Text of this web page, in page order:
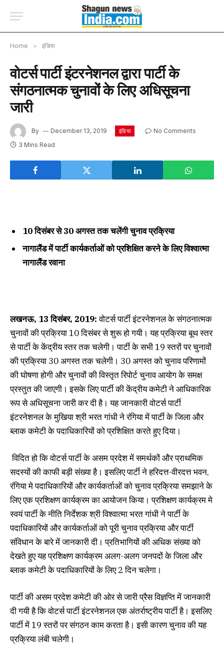
Home » इंडिया
वोटर्स पार्टी इंटरनेशनल द्वारा पार्टी के
संगठनात्मक चुनावों के लिए अधिसूचना
जारी
By December 13, 2019 इंडिया
No Comments
3 Mins Read
10दिसंबर से30अगस्त तक चलेंगी चुनाव प्रक्रिया
नागालैंड में पार्टी कार्यकर्ताओं को प्रशिक्षित करने के लिए विश्वात्मा
नागालैंड रवाना
लखनऊ, 13 दिसंबर, 2019:वोटर्स पार्टी इंटरनेशनल के संगठनात्मक
चुनावों की प्रक्रिया 10 दिसंबर से शुरू हो गयी। यह प्रक्रिया बूथ स्तर
से पार्टी के केंद्रीय स्तर तक चलेगी। पार्टी के सभी 19 स्तरों पर चुनावों
की प्रक्रिया 30 अगस्त तक चलेगी। 30 अगस्त को चुनाव परिणामों
की घोषणा होगी और चुनावों की विस्तृत रिपोर्ट चुनाव आयोग के समक्ष
प्रस्तुत की जाएगी। इसके लिए पार्टी की केंद्रीय कमेटी ने आधिकारिक
रूप से अधिसूचना जारी कर दी है। यह जानकारी वोटर्स पार्टी
इंटरनेशनल के मुखिया श्री भरत गांधी ने रंगिया में पार्टी के जिला और
ब्लाक कमेटी के पदाधिकारियों को प्रशिक्षित करते हुए दिया।
विदित हो कि वोटर्स पार्टी के असम प्रदेश में समर्थकों और प्राथमिक
सदस्यों की काफी बड़ी संख्या है। इसलिए पार्टी ने हरिदत्त-वीरदत्त भवन,
रंगिया मे पदाधिकारियों और कार्यकर्ताओं को चुनाव प्रक्रिया समझाने के
लिए एक प्रशिक्षण कार्यक्रम का आयोजन किया। प्रशिक्षण कार्यक्रम मे
स्वयं पार्टी के नीति निर्देशक श्री विश्वात्मा भरत गांधी ने पार्टी के
पदाधिकारियों और कार्यकर्ताओं को पूरी चुनाव प्रक्रिया और पार्टी
संविधान के बारे में जानकारी दी। प्रतिभागियों की अधिक संख्या को
देखते हुए यह प्रशिक्षण कार्यक्रम अलग-अलग जनपदों के जिला और
ब्लाक कमेटी के पदाधिकारियों के लिए 2 दिन चलेगा।
पार्टी की असम प्रदेश कमेटी की ओर से जारी प्रैस विज्ञप्ति में जानकारी
दी गयी है कि वोटर्स पार्टी इंटरनेशनल एक अंतर्राष्ट्रीय पार्टी है। इसलिए
पार्टी में 19 स्तरों पर संगठन काम करता है। इसी कारण चुनाव की यह
प्रक्रिया लंबी चलेगी।